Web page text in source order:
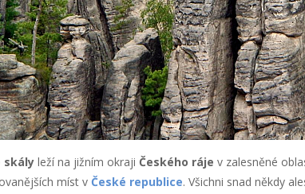
skályleží na jižním okraji Českého ráje v zalesněné
míst v České republice. Všichni snad někdy